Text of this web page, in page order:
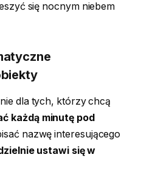
się nocnym niebem
dla tych, którzy chcą
każdą minutę pod
nazwę interesującego
ustawi się w